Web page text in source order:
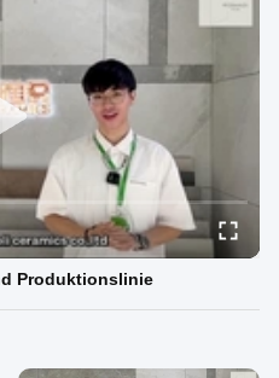
Produktionslinie